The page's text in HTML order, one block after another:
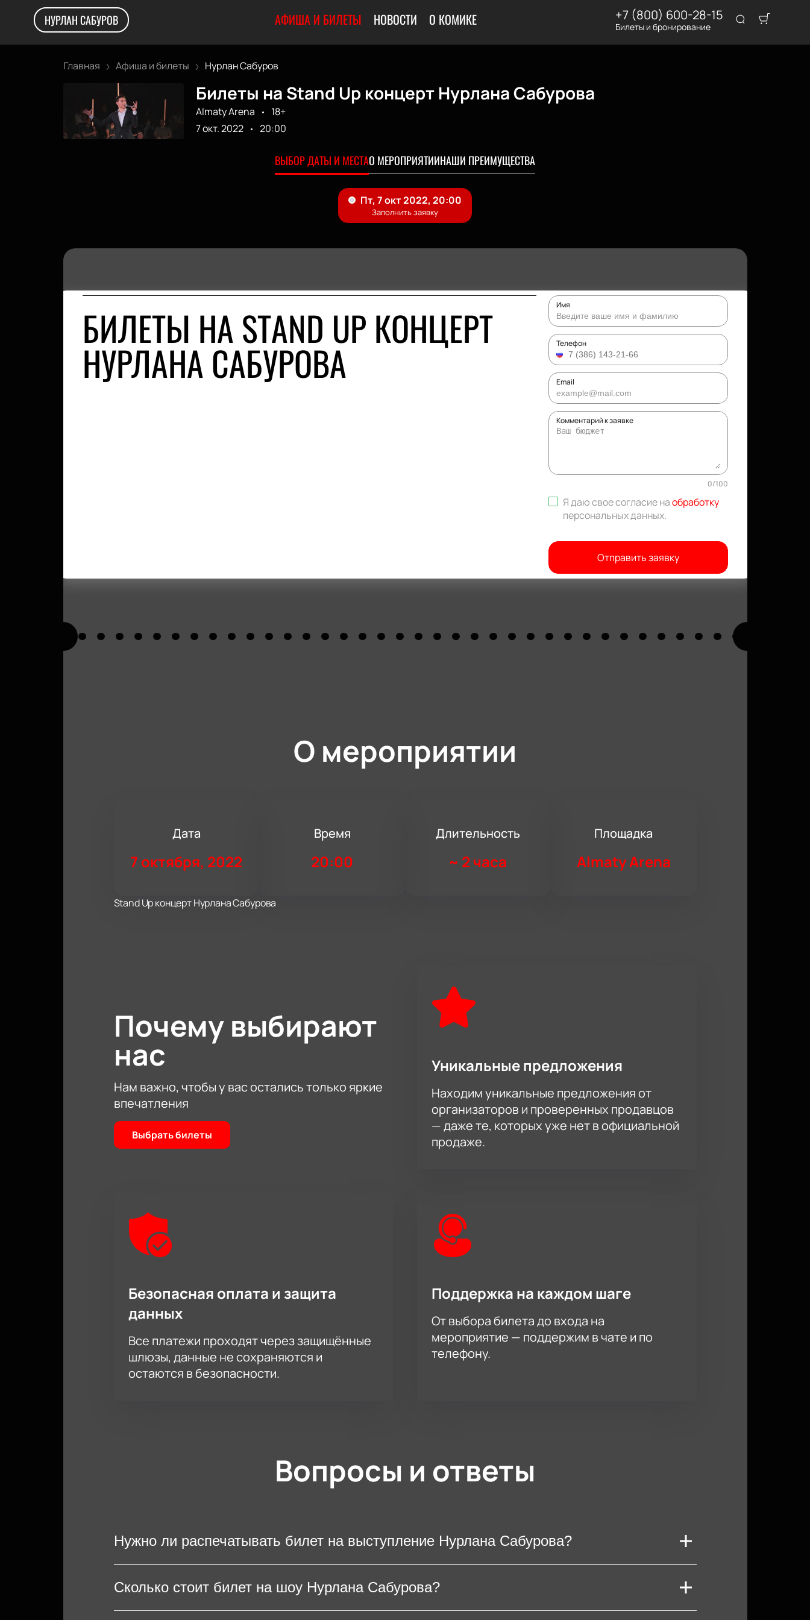
НУРЛАН САБУРОВ АФИША И БИЛЕТЫ НОВОСТИ О КОМИКЕ +7 (800) 600-28-15
Билеты и бронирование
Главная Афиша и билеты Нурлан Сабуров
Билеты на Stand Up концерт Нурлана Сабурова
Almaty Arena
18+
7 окт. 2022
20:00
ВЫБОР ДАТЫ И МЕСТАО МЕРОПРИЯТИИНАШИ ПРЕИМУЩЕСТВА
БИЛЕТЫ НА STAND UP КОНЦЕРТ
НУРЛАНА САБУРОВА
Имя
Телефон
Email
Комментарий к заявке
0/100
Я даю свое согласие наобработку
персональных данных.
Отправить заявку
О мероприятии
Дата
7 октября, 2022
Время
20:00
Длительность
~ 2 часа
Площадка
Almaty Arena
Stand Up концерт Нурлана Сабурова
Почему выбирают
нас
Нам важно, чтобы у вас остались только яркие
впечатления
Выбрать билеты
Уникальные предложения
Находим уникальные предложения от
организаторов и проверенных продавцов
— даже те, которых уже нет в официальной
продаже.
Безопасная оплата и защита
данных
Все платежи проходят через защищённые
шлюзы, данные не сохраняются и
остаются в безопасности.
Поддержка на каждом шаге
От выбора билета до входа на
мероприятие — поддержим в чате и по
телефону.
Вопросы и ответы
Нужно ли распечатывать билет на выступление Нурлана Сабурова?
Чтобы попасть на выступление любимого юмориста, потребуется распечатать или сохранить
билеты на мобильном устройстве. На большинстве концертных площадок, где выступает Нурлан
Сабуров, распечатывание не является необходимостью.
Сколько стоит билет на шоу Нурлана Сабурова?